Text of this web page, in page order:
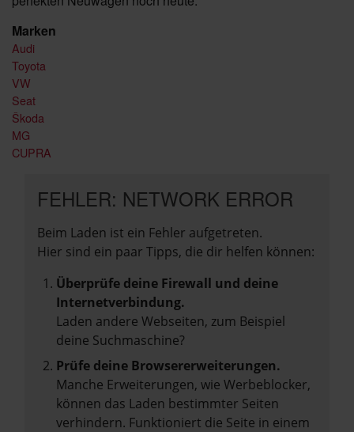
Marken
Audi
Toyota
VW
Seat
Škoda
MG
CUPRA
FEHLER: NETWORK ERROR
Beim Laden ist ein Fehler aufgetreten.
Hier sind ein paar Tipps, die dir helfen können:
Überprüfe deine Firewall und deine
Internetverbindung.
Laden andere Webseiten, zum Beispiel
deine Suchmaschine?
Prüfe deine Browsererweiterungen.
Manche Erweiterungen, wie Werbeblocker,
können das Laden bestimmter Seiten
verhindern. Funktioniert die Seite in einem